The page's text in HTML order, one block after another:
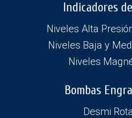
Indicadores
Niveles Alta
Niveles Baja y
Niveles
Bombas
Desmi